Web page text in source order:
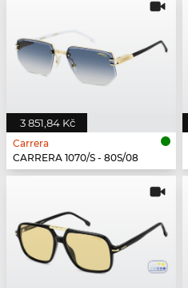
3 851,84 Kč
Carrera
CARRERA 1070/S - 80S/08